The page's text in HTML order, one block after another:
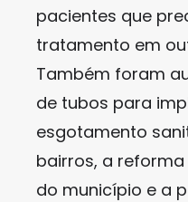
pacientes que
tratamento em
Também foram
de tubos para
esgotamento
bairros, a
do município e a